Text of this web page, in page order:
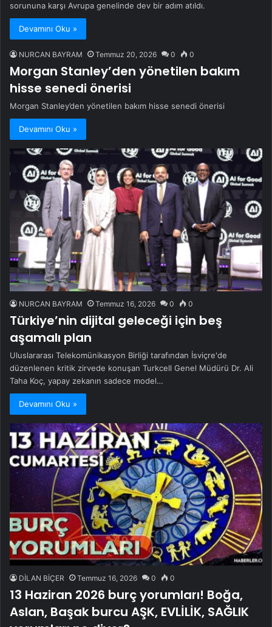
sorununa karşı Avrupa genelinde dev bir adım atıldı.
Devamını Oku »
NURCAN BAYRAM Temmuz 20, 2026 0 0
Morgan Stanley’den yönetilen bakım
hisse senedi önerisi
Morgan Stanley’den yönetilen bakım hisse senedi önerisi
Devamını Oku »
NURCAN BAYRAM Temmuz 16, 2026 0 0
Türkiye’nin dijital geleceği için beş
aşamalı plan
Uluslararası Telekomünikasyon Birliği tarafından İsviçre'de
düzenlenen kritik zirvede konuşan Turkcell Genel Müdürü Dr. Ali
Taha Koç, yapay zekanın sadece model…
Devamını Oku »
DİLAN BİÇER Temmuz 16, 2026 0 0
13 Haziran 2026 burç yorumları! Boğa,
Aslan, Başak burcu AŞK, EVLİLİK, SAĞLIK